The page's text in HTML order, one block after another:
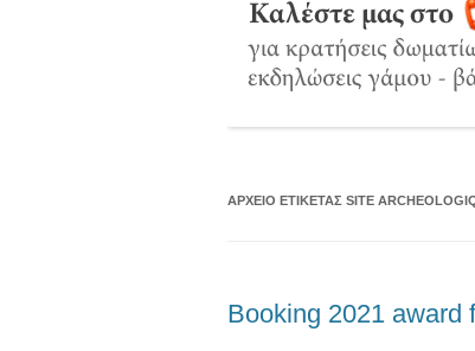
ΑΡΧΕΊΟ ΕΤΙΚΈΤΑΣ SITE
Booking 2021 award